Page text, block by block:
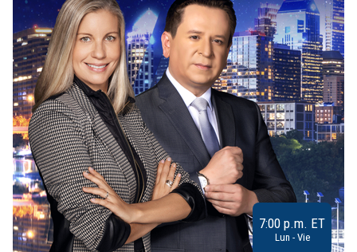
7:00 p.m. ET
Lun - Vie